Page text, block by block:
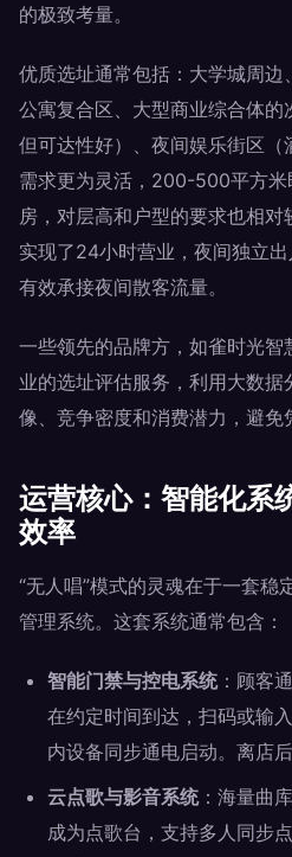
的极致考量。
优质选址通常包括：大学城周
公寓复合区、大型商业综合体的
但可达性好）、夜间娱乐街区
需求更为灵活，200-500平方
房，对层高和户型的要求也相
实现了24小时营业，夜间独立
有效承接夜间散客流量。
一些领先的品牌方，如雀时光
业的选址评估服务，利用大数
像、竞争密度和消费潜力，避免
运营核心：智能化系
效率
“无人唱”模式的灵魂在于一套稳
管理系统。这套系统通常包含：
智能门禁与控电系统：顾客
在约定时间到达，扫码或输
内设备同步通电启动。离店
云点歌与影音系统：海量曲
成为点歌台，支持多人同步